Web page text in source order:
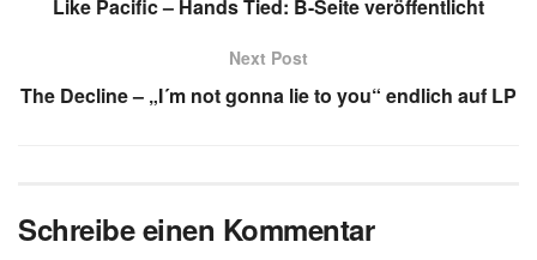
Like Pacific – Hands Tied: B-Seite veröffentlicht
Next Post
The Decline – „I´m not gonna lie to you“ endlich auf LP
Schreibe einen Kommentar